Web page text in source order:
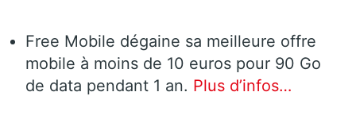
Free Mobile dégaine sa meilleure offre
mobile à moins de 10 euros pour 90 Go
de data pendant 1 an. Plus d’infos…